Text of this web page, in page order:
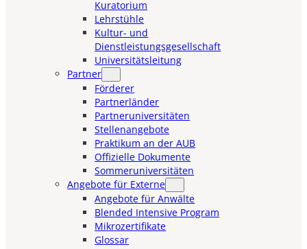
Kuratorium
Lehrstühle
Kultur- und
Dienstleistungsgesellschaft
Universitätsleitung
Partner
Förderer
Partnerländer
Partneruniversitäten
Stellenangebote
Praktikum an der AUB
Offizielle Dokumente
Sommeruniversitäten
Angebote für Externe
Angebote für Anwälte
Blended Intensive Program
Mikrozertifikate
Glossar